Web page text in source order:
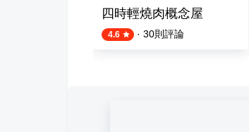
四時輕燒肉概念屋
4.6 · 30則評論